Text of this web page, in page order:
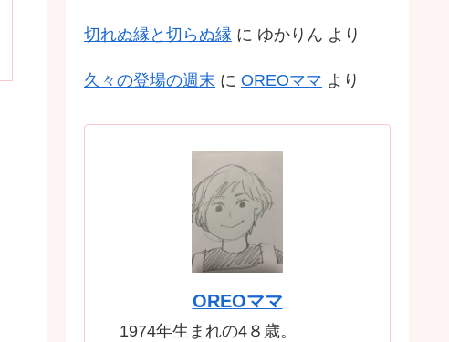
切れぬ縁と切らぬ縁 に ゆかりん より
久々の登場の週末 に OREOママ より
OREOママ
1974年生まれの4８歳。